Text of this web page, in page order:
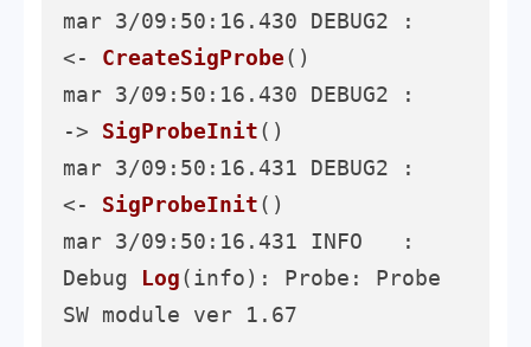
mar 3/09:50:16.430 DEBUG2 :
<- CreateSigProbe()
mar 3/09:50:16.430 DEBUG2 :
-> SigProbeInit()
mar 3/09:50:16.431 DEBUG2 :
<- SigProbeInit()
mar 3/09:50:16.431 INFO   :
Debug Log(info) : Probe: Probe
SW module ver 1.67